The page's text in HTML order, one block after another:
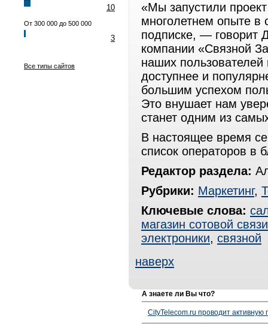
10
От 300 000 до 500 000
3
Все типы сайтов
«Мы запустили
многолетнем опыте в
подписке, — говорит
компании «Связной
наших пользователей
доступнее и
большим успехом
Это внушает нам
станет одним из
В настоящее время
список операторов в
Редактор раздела:
Рубрики: Маркетинг,
Ключевые слова:
магазин сотовой связи
электроники, связной
наверх
А знаете ли Вы что?
CityTelecom.ru проводит активную